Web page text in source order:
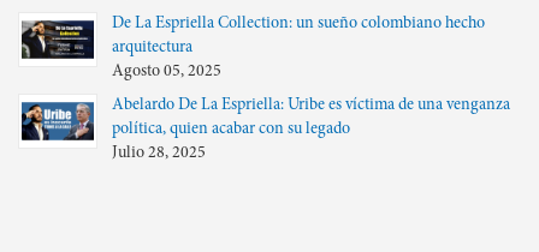
De La Espriella Collection: un sueño colombiano hecho
arquitectura
Agosto 05, 2025
Abelardo De La Espriella: Uribe es víctima de una venganza
política, quien acabar con su legado
Julio 28, 2025